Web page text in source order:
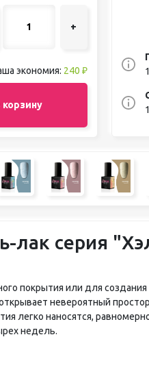
+
экономия: 240 ₽
лак серия
покрытия или для
невероятный
легко наносятся,
недель.